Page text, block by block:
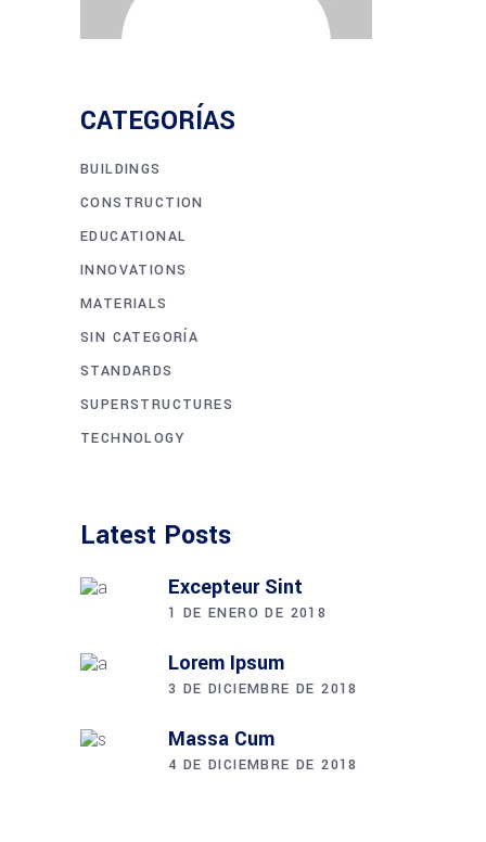
CATEGORÍAS
BUILDINGS
CONSTRUCTION
EDUCATIONAL
INNOVATIONS
MATERIALS
SIN CATEGORÍA
STANDARDS
SUPERSTRUCTURES
TECHNOLOGY
Latest Posts
Excepteur Sint
1 DE ENERO DE 2018
Lorem Ipsum
3 DE DICIEMBRE DE 2018
Massa Cum
4 DE DICIEMBRE DE 2018